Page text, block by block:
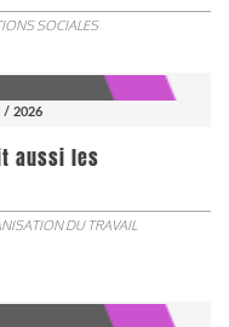
SOCIALES
/ 2026
aussi les
DU TRAVAIL